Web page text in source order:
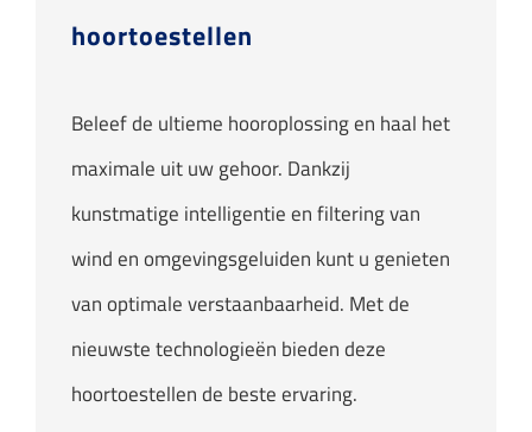
hoortoestellen
Beleef de ultieme hooroplossing en haal het
maximale uit uw gehoor. Dankzij
kunstmatige intelligentie en filtering van
wind en omgevingsgeluiden kunt u genieten
van optimale verstaanbaarheid. Met de
nieuwste technologieën bieden deze
hoortoestellen de beste ervaring.